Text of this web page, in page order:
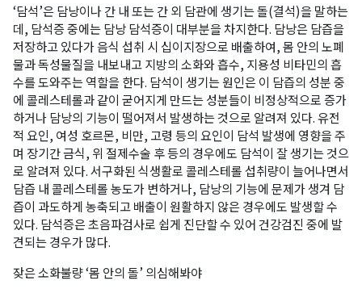
‘담석’은 담낭이나 간 내 또는 간 외 담관에 생기는 돌(결석)을 말하는
데, 담석증 중에는 담낭 담석증이 대부분을 차지한다. 담낭은 담즙을
저장하고 있다가 음식 섭취 시 십이지장으로 배출하여, 몸 안의 노폐
물과 독성물질을 내보내고 지방의 소화와 흡수, 지용성 비타민의 흡
수를 도와주는 역할을 한다. 담석이 생기는 원인은 이 담즙의 성분 중
에 콜레스테롤과 같이 굳어지게 만드는 성분들이 비정상적으로 증가
하거나 담낭의 기능이 떨어져서 발생하는 것으로 알려져 있다. 유전
적 요인, 여성 호르몬, 비만, 고령 등의 요인이 담석 발생에 영향을 주
며 장기간 금식, 위 절제수술 후 등의 경우에도 담석이 잘 생기는 것으
로 알려져 있다. 서구화된 식생활로 콜레스테롤 섭취량이 늘어나면서
담즙 내 콜레스테롤 농도가 변하거나, 담낭의 기능에 문제가 생겨 담
즙이 과도하게 농축되고 배출이 원활하지 않은 경우에도 발생할 수
있다. 담석증은 초음파검사로 쉽게 진단할 수 있어 건강검진 중에 발
견되는 경우가 많다.
잦은 소화불량 ‘몸 안의 돌’ 의심해봐야